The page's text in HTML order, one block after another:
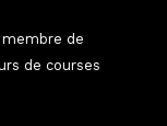
membre de
de courses